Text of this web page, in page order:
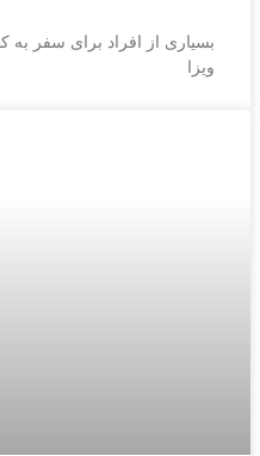
بسیاری از افراد برای سفر به
ویزا